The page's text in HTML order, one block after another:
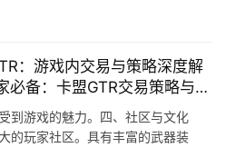
：游戏内交易与策略深度解
备：卡盟GTR交易策略与风
到游戏的魅力。四、社区与文化
的玩家社区。具有丰富的武器装